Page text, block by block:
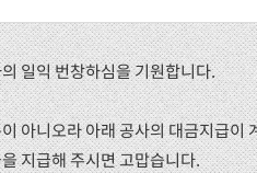
일익 번창하심을 기원합니다.
아니오라 아래 공사의 대금지급이
지급해 주시면 고맙습니다.